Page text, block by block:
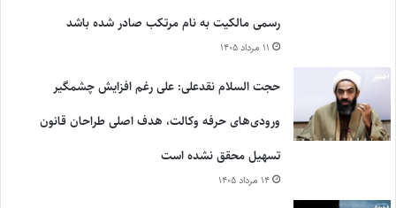
رسمی مالکیت به نام مرتکب صادر شده باشد
۱۱ مرداد ۱۴۰۵
حجت السلام نقدعلی: علی رغم افزایش چشمگیر
ورودی‌های حرفه وکالت، هدف اصلی طراحان قانون
تسهیل محقق نشده است
۱۴ مرداد ۱۴۰۵